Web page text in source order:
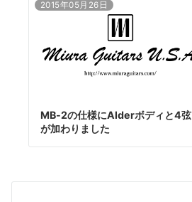
2015年05月26日
MB-2の仕様にAlderボディと4弦
が加わりました